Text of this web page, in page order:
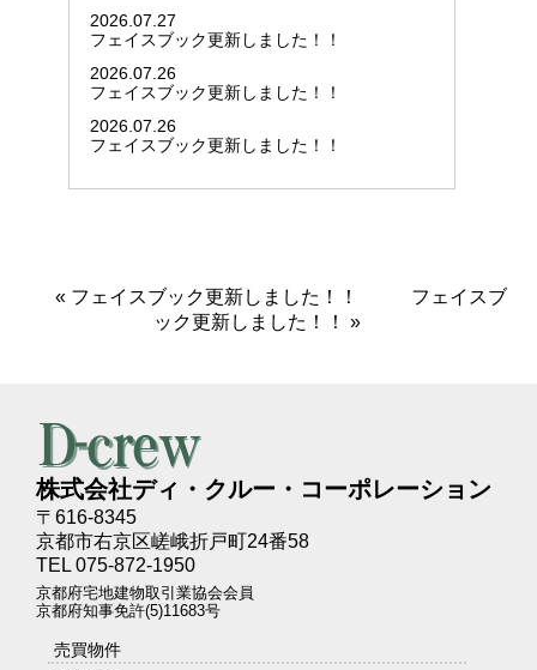
2026.07.27
フェイスブック更新しました！！
2026.07.26
フェイスブック更新しました！！
2026.07.26
フェイスブック更新しました！！
« フェイスブック更新しました！！
フェイスブ
ック更新しました！！
»
株式会社ディ・クルー・コーポレーション
〒616-8345
京都市右京区嵯峨折戸町24番58
TEL 075-872-1950
京都府宅地建物取引業協会会員
京都府知事免許(5)11683号
売買物件